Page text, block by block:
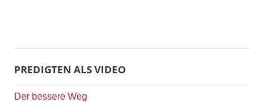
PREDIGTEN ALS VIDEO
Der bessere Weg